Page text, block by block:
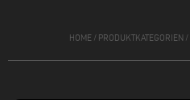
HOME/ PRODUKTKATEGORIEN /